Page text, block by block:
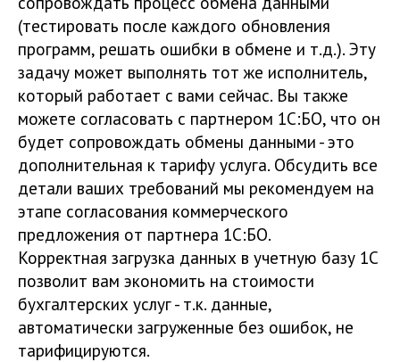
(тестировать после каждого обновления
программ, решать ошибки в обмене и т.д.). Эту
задачу может выполнять тот же исполнитель,
который работает с вами сейчас. Вы также
можете согласовать с партнером 1С:БО, что он
будет сопровождать обмены данными - это
дополнительная к тарифу услуга. Обсудить все
детали ваших требований мы рекомендуем на
этапе согласования коммерческого
предложения от партнера 1С:БО.
Корректная загрузка данных в учетную базу 1С
позволит вам экономить на стоимости
бухгалтерских услуг - т.к. данные,
автоматически загруженные без ошибок, не
тарифицируются.